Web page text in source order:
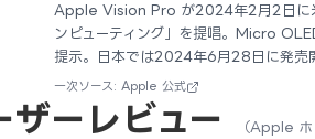
Apple Vision Pro が2024年2月2日に
ンピューティング」を提唱。Micro
提示。日本では2024年6月28日に発売
一次ソース: Apple 公式
ザーレビュー （Apple ホ